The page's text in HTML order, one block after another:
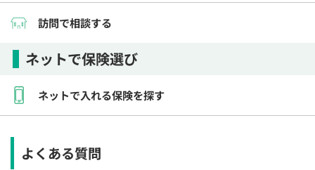
訪問で相談する
ネットで保険選び
ネットで入れる保険を探す
よくある質問